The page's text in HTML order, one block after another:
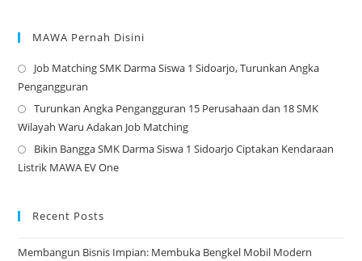
MAWA Pernah Disini
Job Matching SMK Darma Siswa 1 Sidoarjo, Turunkan Angka
Pengangguran
Turunkan Angka Pengangguran 15 Perusahaan dan 18 SMK
Wilayah Waru Adakan Job Matching
Bikin Bangga SMK Darma Siswa 1 Sidoarjo Ciptakan Kendaraan
Listrik MAWA EV One
Recent Posts
Membangun Bisnis Impian: Membuka Bengkel Mobil Modern